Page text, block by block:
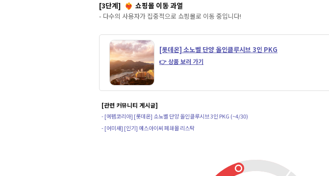
[3단계] ❤️‍🔥 쇼핑몰 이동 과열
- 다수의 사용자가 집중적으로 쇼핑몰로 이동 중입니다!
[롯데온] 소노벨 단양 올인클루시브 3인 PKG
👉 상품 보러 가기
[관련 커뮤니티 게시글]
- [에펨코리아] [롯데온] 소노벨 단양 올인클루시브 3인 PKG (~4/30)
- [어미새] [인기] 예스아이씨 폐쇄몰 리스탁